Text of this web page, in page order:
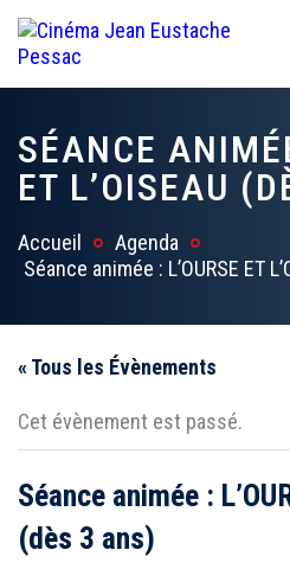
SÉANCE
ET L’OISEAU
Accueil
Agenda
Séance animée : L’OURSE ET
« Tous les Évènements
Cet évènement est passé.
Séance animée :
(dès 3 ans)